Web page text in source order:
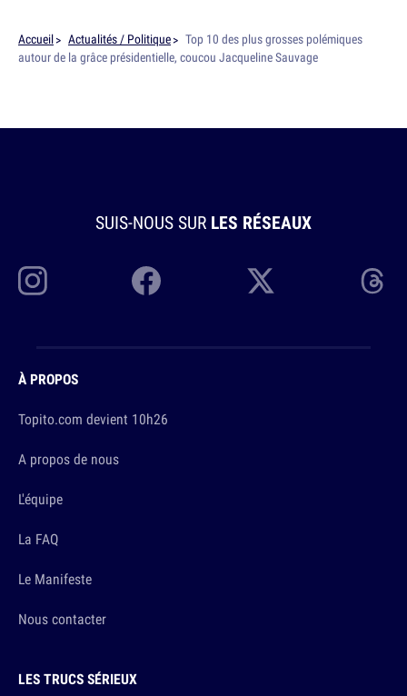
Accueil Actualités / Politique
Top 10 des plus grosses polémiques
autour de la grâce présidentielle, coucou Jacqueline Sauvage
SUIS-NOUS SUR LES RÉSEAUX
À PROPOS
Topito.com devient 10h26
A propos de nous
L'équipe
La FAQ
Le Manifeste
Nous contacter
LES TRUCS SÉRIEUX